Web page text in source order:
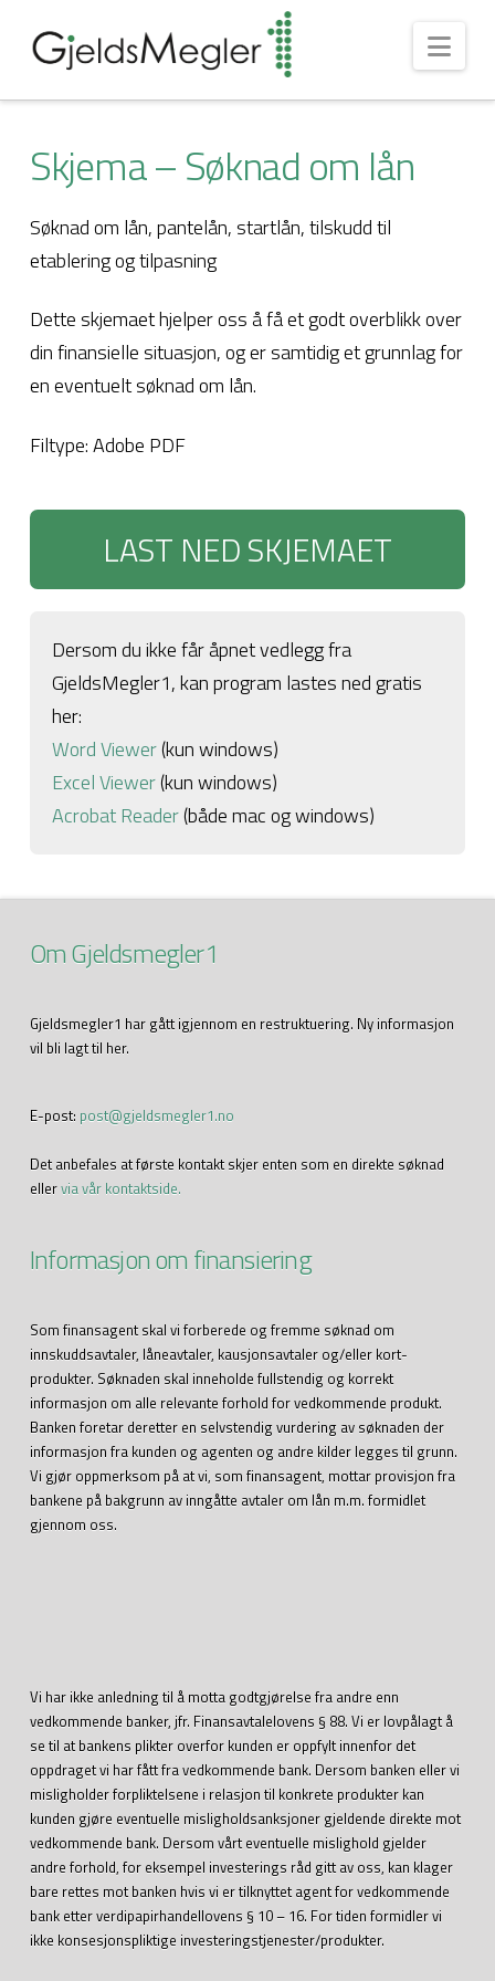
Skjema – Søknad om lån
Søknad om lån, pantelån, startlån, tilskudd til
etablering og tilpasning
Dette skjemaet hjelper oss å få et godt overblikk over
din finansielle situasjon, og er samtidig et grunnlag for
en eventuelt søknad om lån.
Filtype: Adobe PDF
LAST NED SKJEMAET
Dersom du ikke får åpnet vedlegg fra
GjeldsMegler1, kan program lastes ned gratis
her:
Word Viewer(kun windows)
Excel Viewer(kun windows)
Acrobat Reader(både mac og windows)
Om Gjeldsmegler1
Gjeldsmegler1 har gått igjennom en restruktuering. Ny informasjon
vil bli lagt til her.
E-post: post@gjeldsmegler1.no
Det anbefales at første kontakt skjer enten som en direkte søknad
ellervia vår kontaktside.
Informasjon om finansiering
Som finansagent skal vi forberede og fremme søknad om
innskuddsavtaler, låneavtaler, kausjonsavtaler og/eller kort-
produkter. Søknaden skal inneholde fullstendig og korrekt
informasjon om alle relevante forhold for vedkommende produkt.
Banken foretar deretter en selvstendig vurdering av søknaden der
informasjon fra kunden og agenten og andre kilder legges til grunn.
Vi gjør oppmerksom på at vi, som finansagent, mottar provisjon fra
bankene på bakgrunn av inngåtte avtaler om lån m.m. formidlet
gjennom oss.
Vi har ikke anledning til å motta godtgjørelse fra andre enn
vedkommende banker, jfr. Finansavtalelovens § 88. Vi er lovpålagt å
se til at bankens plikter overfor kunden er oppfylt innenfor det
oppdraget vi har fått fra vedkommende bank. Dersom banken eller vi
misligholder forpliktelsene i relasjon til konkrete produkter kan
kunden gjøre eventuelle misligholdsanksjoner gjeldende direkte mot
vedkommende bank. Dersom vårt eventuelle mislighold gjelder
andre forhold, for eksempel investerings råd gitt av oss, kan klager
bare rettes mot banken hvis vi er tilknyttet agent for vedkommende
bank etter verdipapirhandellovens § 10 – 16. For tiden formidler vi
ikke konsesjonspliktige investeringstjenester/produkter.